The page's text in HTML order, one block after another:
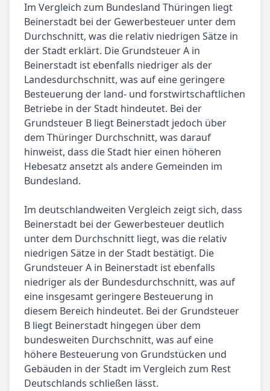
Im Vergleich zum Bundesland Thüringen liegt
Beinerstadt bei der Gewerbesteuer unter dem
Durchschnitt, was die relativ niedrigen Sätze in
der Stadt erklärt. Die Grundsteuer A in
Beinerstadt ist ebenfalls niedriger als der
Landesdurchschnitt, was auf eine geringere
Besteuerung der land- und forstwirtschaftlichen
Betriebe in der Stadt hindeutet. Bei der
Grundsteuer B liegt Beinerstadt jedoch über
dem Thüringer Durchschnitt, was darauf
hinweist, dass die Stadt hier einen höheren
Hebesatz ansetzt als andere Gemeinden im
Bundesland.
Im deutschlandweiten Vergleich zeigt sich, dass
Beinerstadt bei der Gewerbesteuer deutlich
unter dem Durchschnitt liegt, was die relativ
niedrigen Sätze in der Stadt bestätigt. Die
Grundsteuer A in Beinerstadt ist ebenfalls
niedriger als der Bundesdurchschnitt, was auf
eine insgesamt geringere Besteuerung in
diesem Bereich hindeutet. Bei der Grundsteuer
B liegt Beinerstadt hingegen über dem
bundesweiten Durchschnitt, was auf eine
höhere Besteuerung von Grundstücken und
Gebäuden in der Stadt im Vergleich zum Rest
Deutschlands schließen lässt.